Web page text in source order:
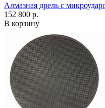
Алмазная дрель с
152 800 р.
В корзину